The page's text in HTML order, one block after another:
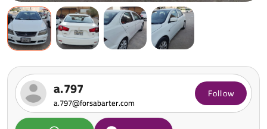
a.797
a.797@forsabarter.com
Follow